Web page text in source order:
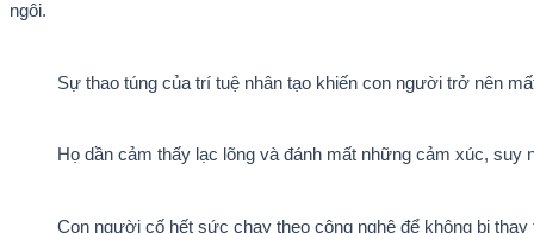
ngôi.
Sự thao túng của trí tuệ nhân tạo khiến con người trở nên
Họ dần cảm thấy lạc lõng và đánh mất những cảm xúc, suy
Con người cố hết sức chạy theo công nghệ để không bị